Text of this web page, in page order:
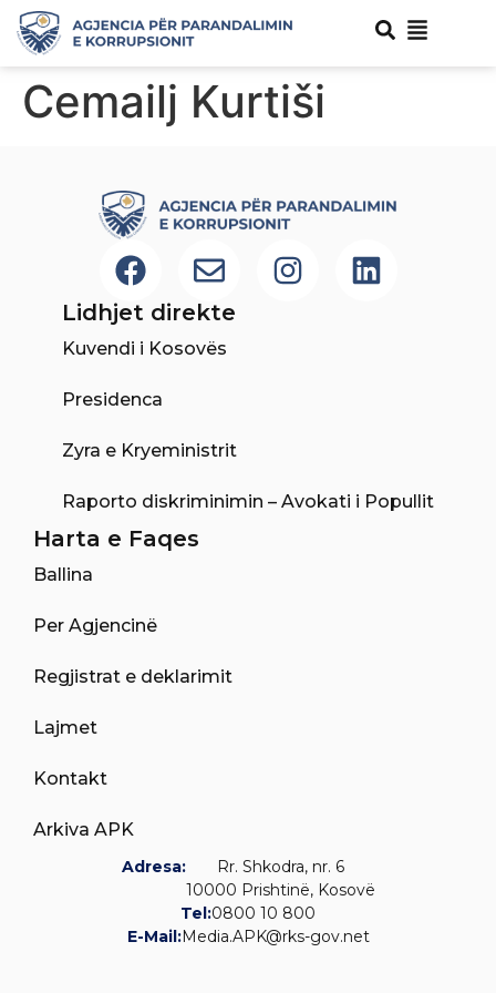
Cemailj Kurtiši
Lidhjet direkte
Kuvendi i Kosovës
Presidenca
Zyra e Kryeministrit
Raporto diskriminimin – Avokati i Popullit
Harta e Faqes
Ballina
Per Agjencinë
Regjistrat e deklarimit
Lajmet
Kontakt
Arkiva APK
Adresa:
Rr. Shkodra, nr. 6
10000 Prishtinë, Kosovë
Tel:0800 10 800
E-Mail:Media.APK@rks-gov.net